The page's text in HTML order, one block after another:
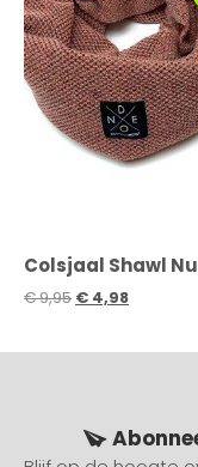
Colsjaal Shawl
€9,95 € 4,98